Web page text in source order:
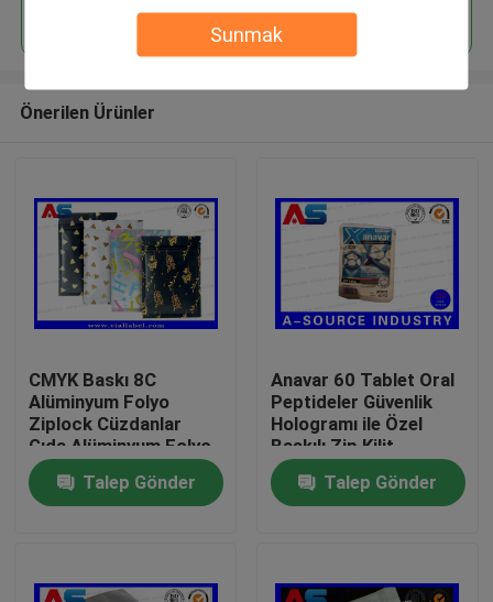
Sunmak
Ev
Hakkımızda
Önerilen Ürünler
CMYK Baskı 8C
Alüminyum Folyo
Ziplock Cüzdanlar
Gıda Alüminyum Folyo
Kağıt Torbalar
Talep Gönder
Anavar 60 Tablet Oral
Peptideler Güvenlik
Hologramı ile Özel
Baskılı Zip Kilit
Alüminyum Plastik
Torbalar Baskı
Talep Gönder